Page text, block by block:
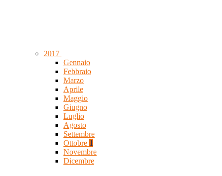
2017
Gennaio
Febbraio
Marzo
Aprile
Maggio
Giugno
Luglio
Agosto
Settembre
Ottobre 1
Novembre
Dicembre